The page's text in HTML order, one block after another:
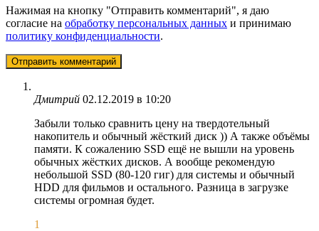
Нажимая на кнопку "Отправить комментарий", я даю
согласие на обработку персональных данных и принимаю
политику конфиденциальности.
Дмитрий 02.12.2019 в 10:20
Забыли только сравнить цену на твердотельный
накопитель и обычный жёсткий диск )) А также объёмы
памяти. К сожалению SSD ещё не вышли на уровень
обычных жёстких дисков. А вообще рекомендую
небольшой SSD (80-120 гиг) для системы и обычный
HDD для фильмов и остального. Разница в загрузке
системы огромная будет.
1